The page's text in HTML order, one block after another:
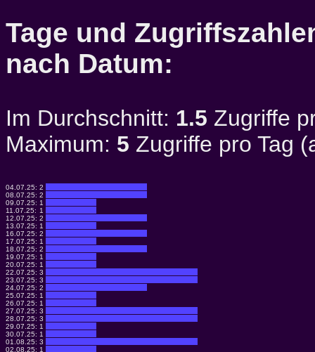
Tage und
nach Datum:
Im Durchschnitt: 1.5 Zugriffe
Maximum: 5 Zugriffe pro Tag
04.07.25: 2
08.07.25: 2
09.07.25: 1
11.07.25: 1
12.07.25: 2
13.07.25: 1
16.07.25: 2
17.07.25: 1
18.07.25: 2
19.07.25: 1
20.07.25: 1
22.07.25: 3
23.07.25: 3
24.07.25: 2
25.07.25: 1
26.07.25: 1
27.07.25: 3
28.07.25: 3
29.07.25: 1
30.07.25: 1
01.08.25: 3
02.08.25: 1